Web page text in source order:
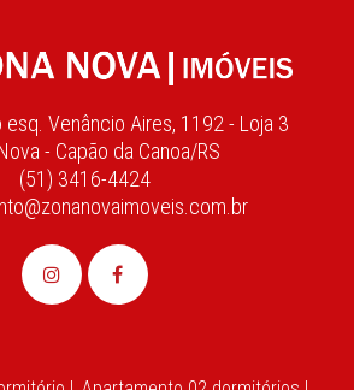
esq. Venâncio Aires, 1192 - Loja 3
- Capão da Canoa/RS
(51) 3416-4424